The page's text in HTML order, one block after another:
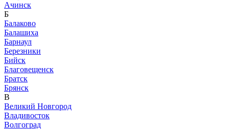
Ачинск
Б
Балаково
Балашиха
Барнаул
Березники
Бийск
Благовещенск
Братск
Брянск
В
Великий Новгород
Владивосток
Волгоград